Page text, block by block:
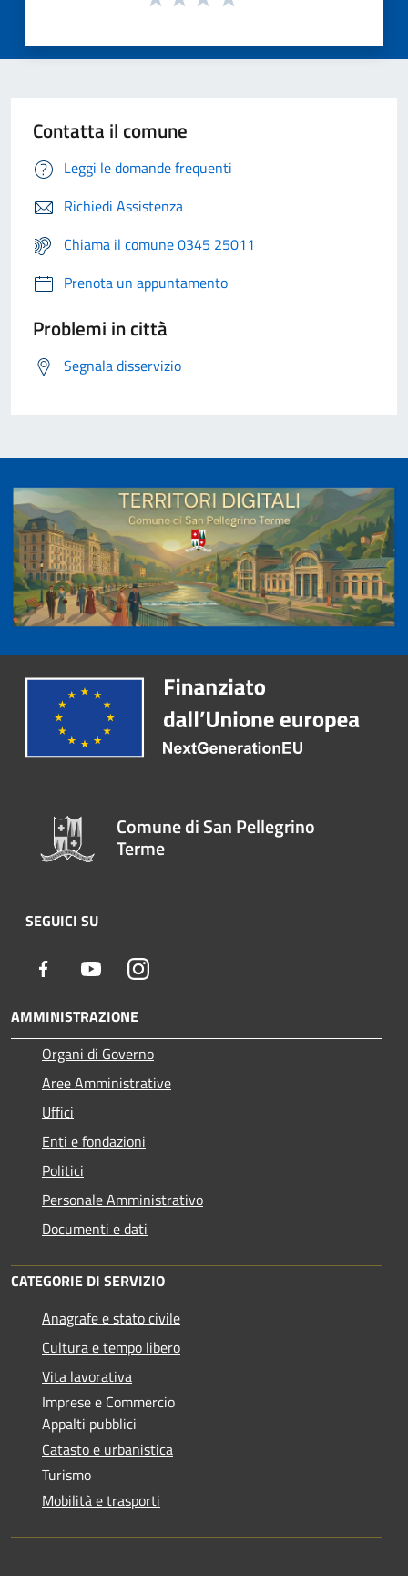
Contatta il comune
Leggi le domande frequenti
Richiedi Assistenza
Chiama il comune 0345 25011
Prenota un appuntamento
Problemi in città
Segnala disservizio
Comune di San Pellegrino
Terme
SEGUICI SU
Facebook YoutubeInstagram
AMMINISTRAZIONE
Organi di Governo
Aree Amministrative
Uffici
Enti e fondazioni
Politici
Personale Amministrativo
Documenti e dati
CATEGORIE DI SERVIZIO
Anagrafe e stato civile
Cultura e tempo libero
Vita lavorativa
Imprese e Commercio
Appalti pubblici
Catasto e urbanistica
Turismo
Mobilità e trasporti